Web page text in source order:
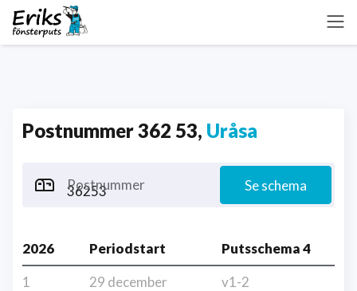
Postnummer 362 53, Uråsa
Postnummer Se schema
2026 Periodstart
Putsschema 4
1
29 december
v1-2